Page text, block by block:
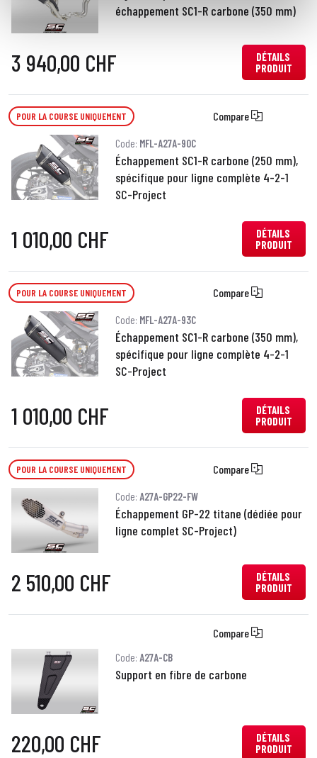
échappement SC1-R carbone (350 mm)
3 940,00 CHF
DÉTAILS
PRODUIT
POUR LA COURSE UNIQUEMENT Compare
Code: MFL-A27A-90C
Échappement SC1-R carbone (250 mm),
spécifique pour ligne complète 4-2-1
SC-Project
1 010,00 CHF
DÉTAILS
PRODUIT
POUR LA COURSE UNIQUEMENT Compare
Code: MFL-A27A-93C
Échappement SC1-R carbone (350 mm),
spécifique pour ligne complète 4-2-1
SC-Project
1 010,00 CHF
DÉTAILS
PRODUIT
POUR LA COURSE UNIQUEMENT Compare
Code: A27A-GP22-FW
Échappement GP-22 titane (dédiée pour
ligne complet SC-Project)
2 510,00 CHF
DÉTAILS
PRODUIT
Compare
Code: A27A-CB
Support en fibre de carbone
220,00 CHF
DÉTAILS
PRODUIT